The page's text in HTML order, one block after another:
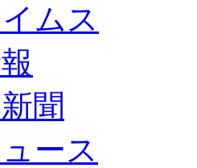
ムス
聞
ース